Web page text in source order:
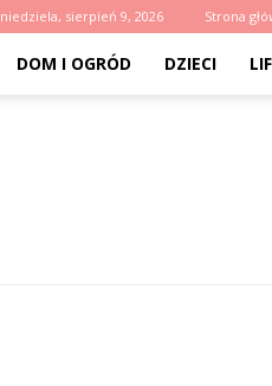
niedziela, sierpień 9, 2026 Strona
DOM I OGRÓD DZIECI